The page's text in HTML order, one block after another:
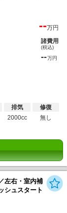
--万円
諸費用
(税込)
--万円
排気
2000cc
修復
無し
右・室内補
シュスタート